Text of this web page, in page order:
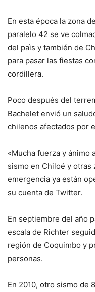
En esta época la zona
paralelo 42 se ve
del paìs y también de
para pasar las fiestas
cordillera.
Poco después del
Bachelet envió un
chilenos afectados por
«Mucha fuerza y ánimo
sismo en Chiloé y otras
emergencia ya están
su cuenta de Twitter.
En septiembre del año
escala de Richter
región de Coquimbo y
personas.
En 2010, otro sismo de